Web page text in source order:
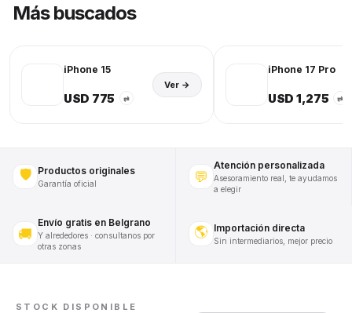
Más buscados
iPhone 15
USD 775 ⇄
Ver →
iPhone 17 Pro
USD 1,275 ⇄
🛡️ Productos originales
Garantía oficial 💬
Atención personalizada
Asesoramiento real, te ayudamos
a elegir
🚚
Envío gratis en Belgrano
Y alrededores · consultanos por
otras zonas
🌎 Importación directa
Sin intermediarios, mejor precio
STOCK DISPONIBLE